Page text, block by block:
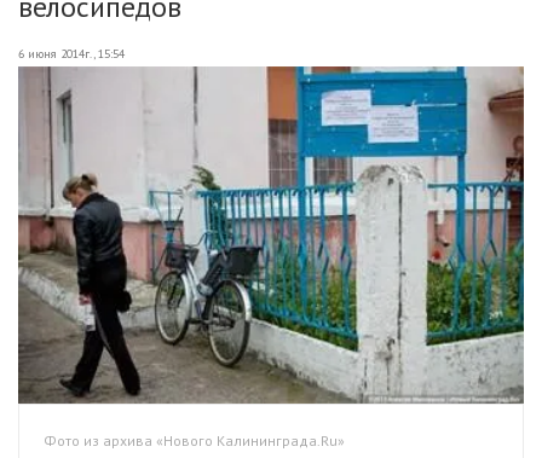
6 июня 2014г., 15:54
Фото из архива «Нового Калининграда.Ru»